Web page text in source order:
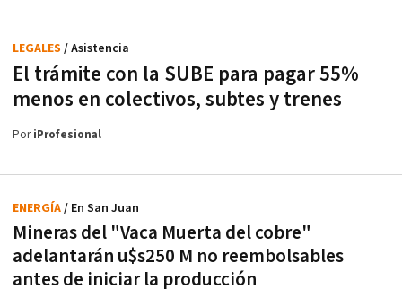
El trámite con la SUBE para pagar 55%
menos en colectivos, subtes y trenes
LEGALES / Asistencia
PoriProfesional
Mineras del "Vaca Muerta del cobre"
adelantarán u$s250 M no reembolsables
antes de iniciar la producción
ENERGÍA/ En San Juan